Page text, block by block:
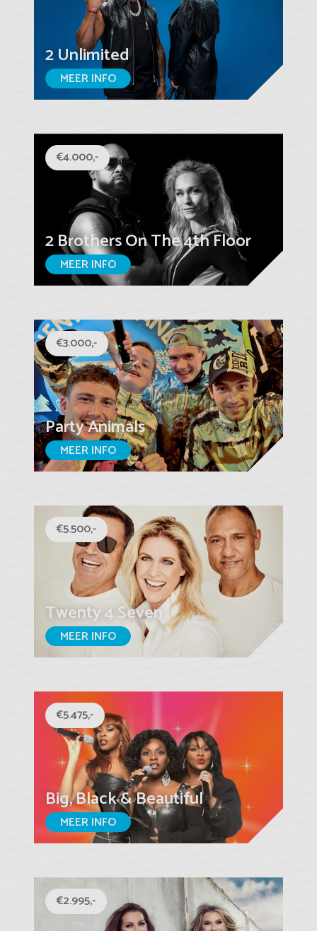
2 Unlimited
MEER INFO
€4.000,-
2 Brothers On The 4th Floor
MEER INFO
€3.000,-
Party Animals
MEER INFO
€5.500,-
Twenty 4 Seven
MEER INFO
€5.475,-
Big, Black & Beautiful
MEER INFO
€2.995,-